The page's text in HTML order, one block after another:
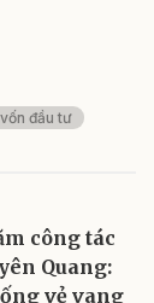
đầu tư
công tác
Quang:
vẻ vang